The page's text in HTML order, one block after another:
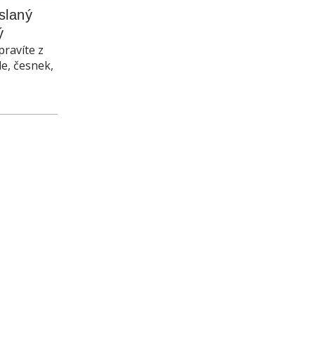
z
česnek,